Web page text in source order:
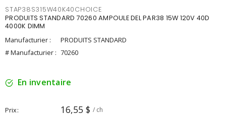
STAP38S315W40K40CHOICE
PRODUITS STANDARD 70260 AMPOULE DEL PAR38 15W 120V 40D
4000K DIMM
Manufacturier :
PRODUITS STANDARD
# Manufacturier : 70260
En inventaire
Prix 16,55 $ / ch